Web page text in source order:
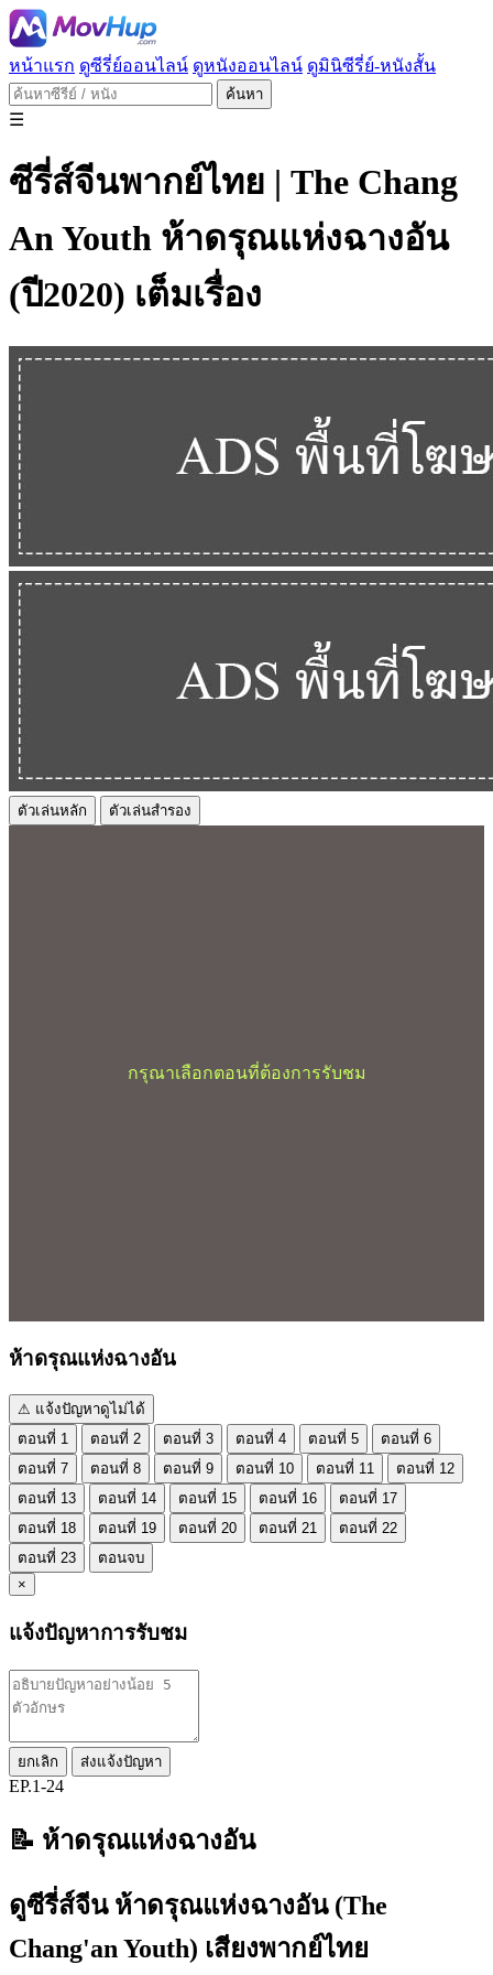
หน้าแรก ดูซีรี่ย์ออนไลน์ ดูหนังออนไลน์ ดูมินิซีรี่ย์-หนังสั้น
ค้นหา
☰
ซีรี่ส์จีนพากย์ไทย | The Chang
An Youth ห้าดรุณแห่งฉางอัน
(ปี2020) เต็มเรื่อง
ตัวเล่นหลัก ตัวเล่นสำรอง
กรุณาเลือกตอนที่ต้องการรับชม
ห้าดรุณแห่งฉางอัน
⚠ แจ้งปัญหาดูไม่ได้
ตอนที่ 1
ตอนที่ 2 ตอนที่ 3 ตอนที่ 4 ตอนที่ 5
ตอนที่ 6
ตอนที่ 7
ตอนที่ 8 ตอนที่ 9 ตอนที่ 10 ตอนที่ 11
ตอนที่ 12
ตอนที่ 13
ตอนที่ 14 ตอนที่ 15 ตอนที่ 16
ตอนที่ 17
ตอนที่ 18
ตอนที่ 19 ตอนที่ 20 ตอนที่ 21
ตอนที่ 22
ตอนที่ 23
ตอนจบ
×
แจ้งปัญหาการรับชม
ยกเลิก ส่งแจ้งปัญหา
EP.1-24
📝 ห้าดรุณแห่งฉางอัน
ดูซีรี่ส์จีน ห้าดรุณแห่งฉางอัน (The
Chang'an Youth) เสียงพากย์ไทย